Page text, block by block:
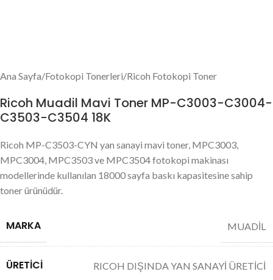
Ana Sayfa/Fotokopi Tonerleri/Ricoh Fotokopi Toner
Ricoh Muadil Mavi Toner MP-C3003-C3004-
C3503-C3504 18K
Ricoh MP-C3503-CYN yan sanayi mavi toner, MPC3003,
MPC3004, MPC3503 ve MPC3504 fotokopi makinası
modellerinde kullanılan 18000 sayfa baskı kapasitesine sahip
toner ürünüdür.
MARKA MUADİL
ÜRETICI RICOH DIŞINDA YAN SANAYİ ÜRETİCİ